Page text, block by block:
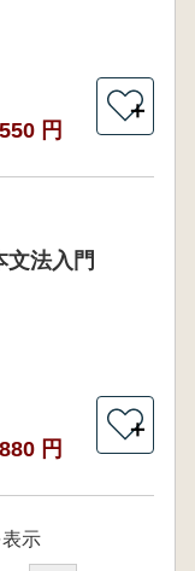
550 円
＋
法入門
880 円
＋
示